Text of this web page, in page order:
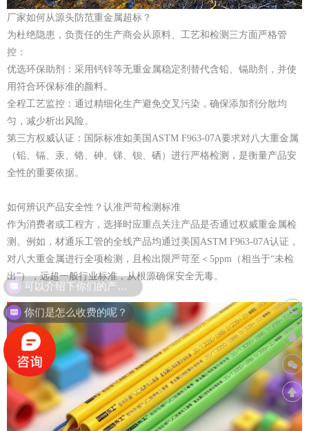
厂家如何从源头防范重金属超标？
为杜绝隐患，负责任的生产商会从原料、工艺和检测三方面严格管
控：
优选环保助剂：采用钙锌等无重金属稳定剂替代含铅、镉助剂，并使
用符合环保标准的颜料。
全程工艺监控：通过精细化生产避免交叉污染，确保添加剂分散均
匀，减少析出风险。
第三方权威认证：国际标准如美国ASTM F963-07A要求对八大重金属
（铅、镉、汞、铬、砷、锑、钡、硒）进行严格检测，是衡量产品安
全性的重要依据。
如何辨识产品安全性？认准严苛检测标准
作为消费者或工程方，选择时应重点关注产品是否通过权威重金属检
测。例如，材通乐工管的全线产品均通过美国ASTM F963-07A认证，
对八大重金属进行全项检测，且检出限严苛至＜5ppm（相当于“未检
出”），远超一般行业标准，从根源确保安全无毒。
联
可以介绍下你们的产品么？
你们是怎么收费的呢？